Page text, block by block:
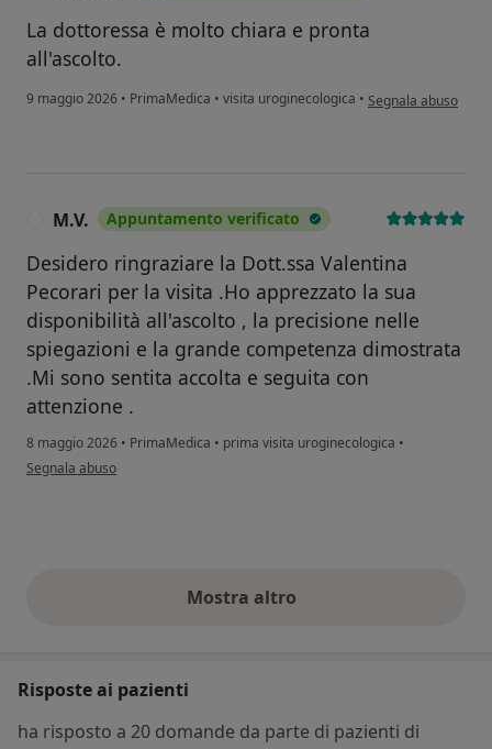
La dottoressa è molto chiara e pronta
all'ascolto.
9 maggio 2026 • PrimaMedica • visita uroginecologica • secondo l'opinione
Segnala abuso
M.V. Appuntamento verificato
Desidero ringraziare la Dott.ssa Valentina
Pecorari per la visita .Ho apprezzato la sua
disponibilità all'ascolto , la precisione nelle
spiegazioni e la grande competenza dimostrata
.Mi sono sentita accolta e seguita con
attenzione .
8 maggio 2026 • PrimaMedica • prima visita uroginecologica •
secondo l'opinione dell'utente M.V.
Segnala abuso
Mostra altroopinioni di cui sopra
Risposte ai pazienti
ha risposto a 20 domande da parte di pazienti di